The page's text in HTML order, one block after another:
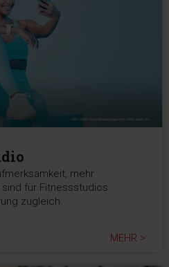
mehr
für Fitnessstudios
zugleich.
MEHR >